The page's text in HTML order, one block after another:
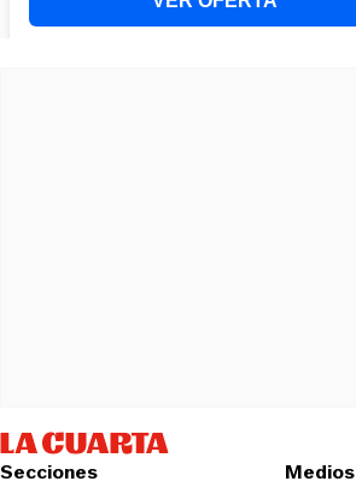
Secciones
Medios